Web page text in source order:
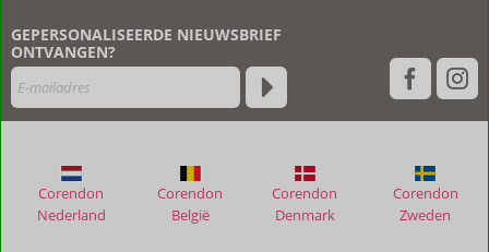
na
hun
verblijf
in
Apartments
GEPERSONALISEERDE NIEUWSBRIEF
ONTVANGEN?
Corendon
Nederland
Corendon
België
Corendon
Denmark
Corendon
Zweden